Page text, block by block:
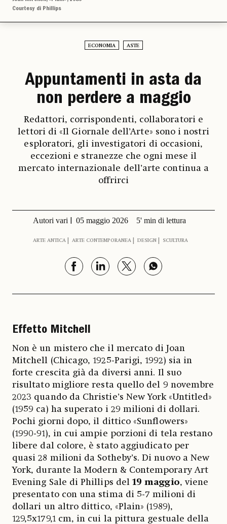
Courtesy di Phillips
ECONOMIA ASTE
Appuntamenti in asta da
non perdere a maggio
Redattori, corrispondenti, collaboratori e
lettori di «Il Giornale dell’Arte» sono i nostri
esploratori, gli investigatori di occasioni,
eccezioni e stranezze che ogni mese il
mercato internazionale dell’arte continua a
offrirci
Autori vari 05 maggio 2026 5' min di lettura
ARTE ANTICA ARTE CONTEMPORANEA DESIGN SCULTURA
Effetto Mitchell
Non è un mistero che il mercato di Joan
Mitchell (Chicago, 1925-Parigi, 1992) sia in
forte crescita già da diversi anni. Il suo
risultato migliore resta quello del 9 novembre
2023 quando da Christie’s New York «Untitled»
(1959 ca) ha superato i 29 milioni di dollari.
Pochi giorni dopo, il dittico «Sunflowers»
(1990-91), in cui ampie porzioni di tela restano
libere dal colore, è stato aggiudicato per
quasi 28 milioni da Sotheby’s. Di nuovo a New
York, durante la Modern & Contemporary Art
Evening Sale di Phillips del19 maggio, viene
presentato con una stima di 5-7 milioni di
dollari un altro dittico, «Plain» (1989),
129,5x179,1 cm, in cui la pittura gestuale della